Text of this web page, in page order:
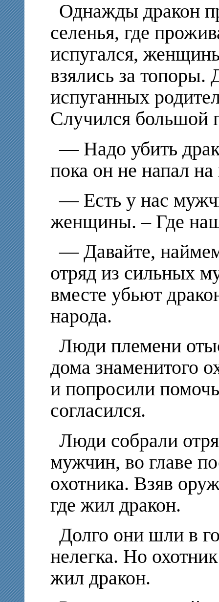
Однажды дракон
селенья, где
испугался,
взялись за топоры.
испуганных
Случился большой
— Надо убить
пока он не напал на
— Есть у нас
женщины. – Где
— Давайте,
отряд из сильных
вместе убьют
народа.
Люди племени
дома знаменитого
и попросили
согласился.
Люди собрали
мужчин, во главе
охотника. Взяв
где жил дракон.
Долго они шли в
нелегка. Но
жил дракон.